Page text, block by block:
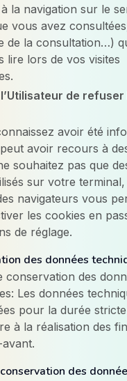
la navigation sur le
vous avez
de la consultation…)
lire lors de vos visites
de refuser
avoir été
peut avoir recours à
souhaitez pas que
sur votre terminal,
navigateurs vous
les cookies en
de réglage.
des données
conservation des
Les données
pour la durée
à la réalisation des
des